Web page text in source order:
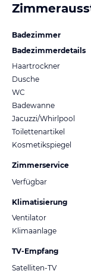
Badezimmer
Badezimmerdetails
Haartrockner
Dusche
WC
Badewanne
Jacuzzi/Whirlpool
Toilettenartikel
Kosmetikspiegel
Zimmerservice
Verfügbar
Klimatisierung
Ventilator
Klimaanlage
TV-Empfang
Satelliten-TV